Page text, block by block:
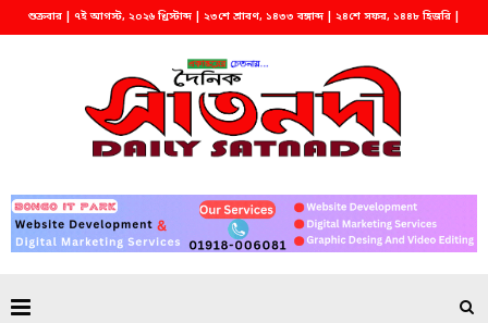
শুক্রবার | ৭ই আগস্ট, ২০২৬ খ্রিস্টাব্দ | ২৩শে শ্রাবণ, ১৪৩৩ বঙ্গাব্দ | ২৪শে সফর, ১৪৪৮ হিজরি |